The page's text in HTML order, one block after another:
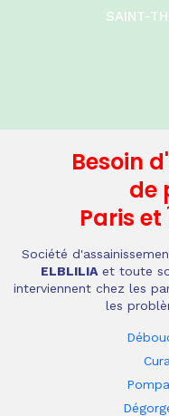
SAINT-
Besoin
de
Paris
Société
ELBLILIA et toute
interviennent chez les
les